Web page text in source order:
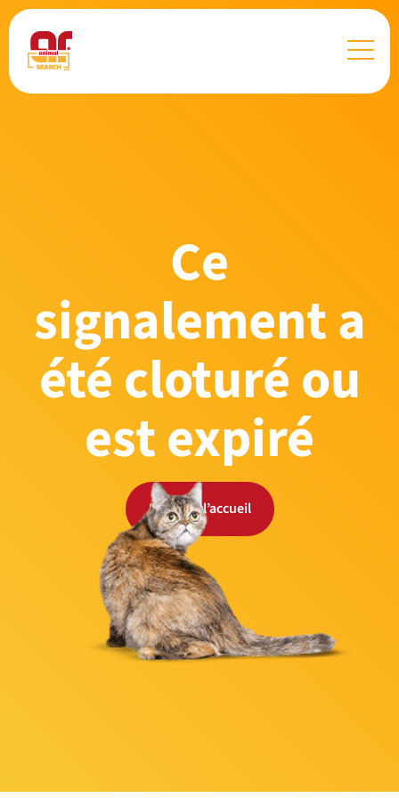
Ce
signalement a
été cloturé ou
est expiré
Retour à l’accueil